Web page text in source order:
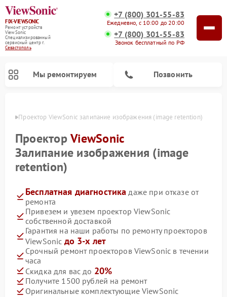
FIX-VIEWSONIC
Ремонт устройств
ViewSonic
Специализированный
cервисный центр г.
Севастополь
+7 (800) 301-55-83
Ежедневно, с 10:00 до 20:00
+7 (800) 301-55-83
Звонок бесплатный по РФ
Мы ремонтируем Позвонить
Проектор ViewSonic залипание изображения (image retention)
ПроекторViewSonic
Залипание изображения (image
retention)
Бесплатная диагностика даже при отказе от
ремонта
Привезем и увезем проектор ViewSonic
собственной доставкой
Гарантия на наши работы по ремонту проекторов
ViewSonic до 3-х лет
Срочный ремонт проекторов ViewSonic в течении
часа
Скидка для вас до 20%
Получите 1500 рублей на ремонт
Оригинальные комплектующие ViewSonic